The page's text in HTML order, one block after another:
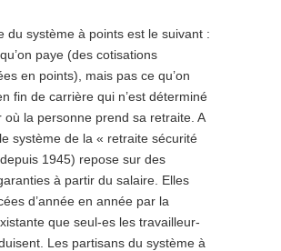
du système à points est le suivant :
paye (des cotisations
en points), mais pas ce qu’on
fin de carrière qui n’est déterminé
où la personne prend sa retraite. A
système de la « retraite sécurité
1945) repose sur des
à partir du salaire. Elles
d’année en année par la
que seul-es les travailleur-
Les partisans du système à